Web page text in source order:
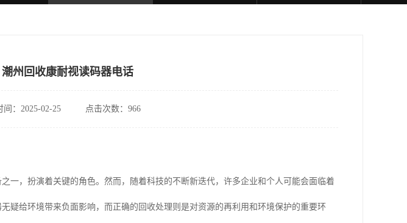
潮州回收康耐视读码器电话
间：2025-02-25 点击次数：966
一，扮演着关键的角色。然而，随着科技的不断新迭代，许多企业和个人可能会面临着
疑给环境带来负面影响，而正确的回收处理则是对资源的再利用和环境保护的重要环